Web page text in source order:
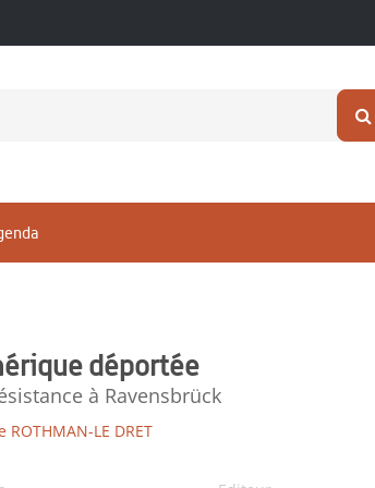
déportée
à Ravensbrück
ROTHMAN-LE DRET